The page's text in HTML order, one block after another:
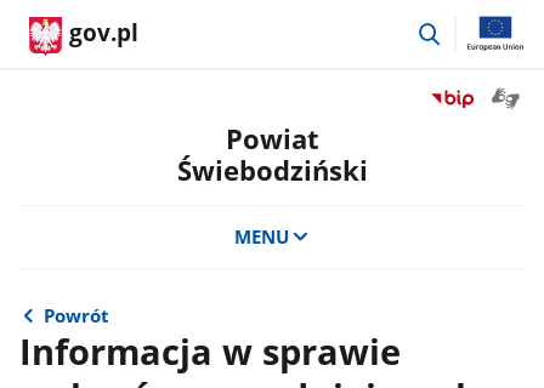
gov.pl
przejdź
Przejdź
Powiat
Świebodziński
MENU
Powrót
Informacja w sprawie